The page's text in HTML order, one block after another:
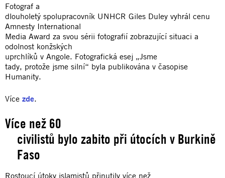
Fotograf a
dlouholetý spolupracovník UNHCR Giles Duley vyhrál cenu
Amnesty International
Media Award za svou sérii fotografií zobrazující situaci a
odolnost konžských
uprchlíků v Angole. Fotografická esej „Jsme
tady, protože jsme silní“ byla publikována v časopise
Humanity.
Více zde.
Více než 60
civilistů bylo zabito při útocích v Burkině
Faso
Rostoucí útoky islamistů přinutily více než